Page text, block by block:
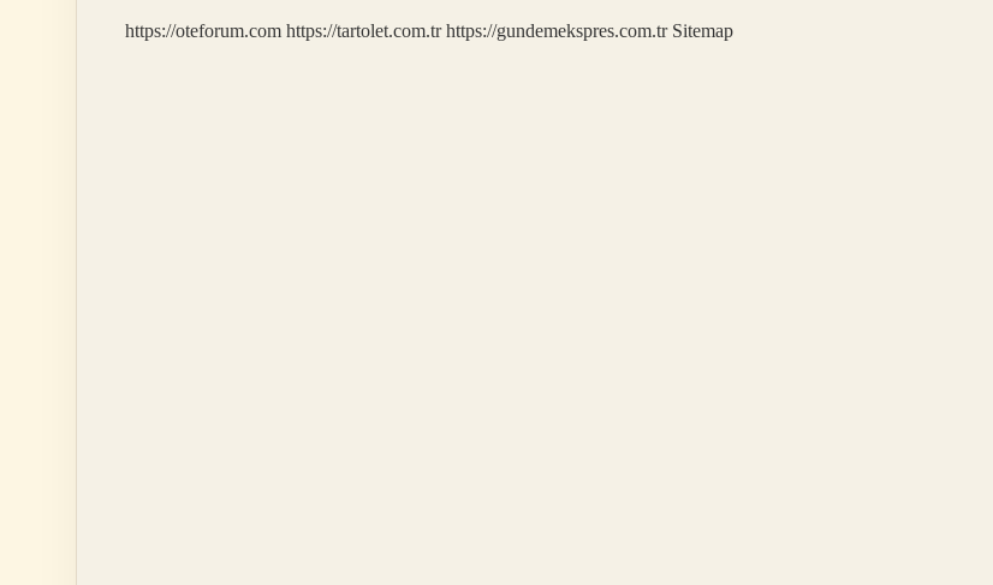
https://oteforum.com https://tartolet.com.tr https://gundemekspres.com.tr Sitemap